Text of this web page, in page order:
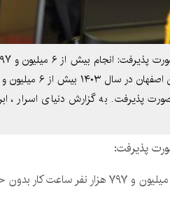
پذیرفت. به گزارش دنیای اسرار ،